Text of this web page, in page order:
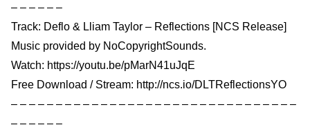
– – – – – –
Track: Deflo & Lliam Taylor – Reflections [NCS Release]
Music provided by NoCopyrightSounds.
Watch: https://youtu.be/pMarN41uJqE
Free Download / Stream: http://ncs.io/DLTReflectionsYO
– – – – – – – – – – – – – – – – – – – – – – – – – – – – – – – –
– – – – – –